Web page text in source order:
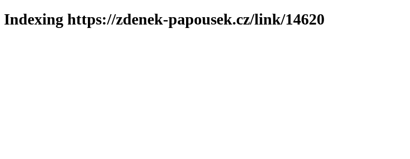
Indexing https://zdenek-papousek.cz/link/14620